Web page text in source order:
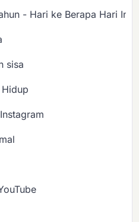
- Hari ke Berapa Hari Ini?
sisa